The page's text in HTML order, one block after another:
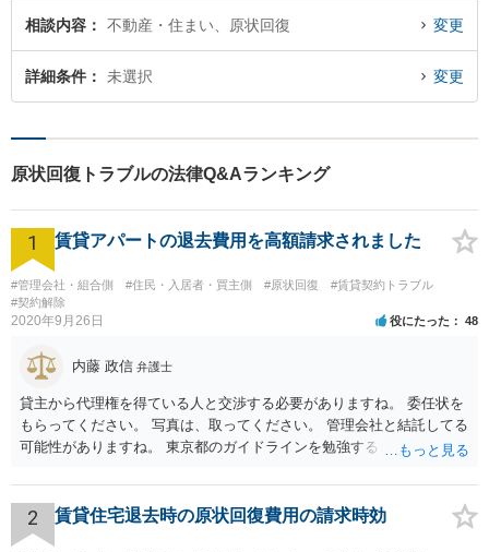
相談内容 不動産・住まい、原状回復 変更
詳細条件 未選択 変更
原状回復トラブルの法律Q&Aランキング
1 賃貸アパートの退去費用を高額請求されました
#管理会社・組合側 #住民・入居者・買主側 #原状回復
#賃貸契約トラブル
#契約解除
2020年9月26日 役にたった 48
内藤 政信 弁護士
貸主から代理権を得ている人と交渉する必要がありますね。 委任状を
もらってください。 写真は、取ってください。 管理会社と結託してる
可能性がありますね。 東京都のガイドラインを勉強するといいでしょ
2 賃貸住宅退去時の原状回復費用の請求時効